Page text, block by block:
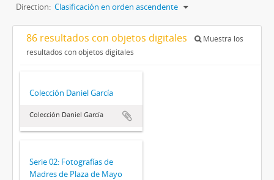
Direction: Clasificación en orden ascendente
86 resultados con objetos digitales
Muestra los
resultados con objetos digitales
Colección Daniel García
Colección Daniel García
Serie 02: Fotografías de
Madres de Plaza de Mayo